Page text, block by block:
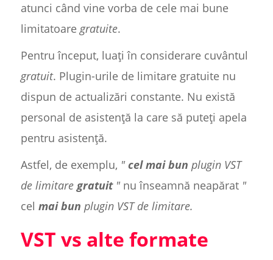
atunci când vine vorba de cele mai bune
limitatoaregratuite.
Pentru început, luați în considerare cuvântul
gratuit. Plugin-urile de limitare gratuite nu
dispun de actualizări constante. Nu există
personal de asistență la care să puteți apela
pentru asistență.
Astfel, de exemplu, " cel mai bun plugin VST
de limitare gratuit "nu înseamnă neapărat "
cel mai bun plugin VST de limitare.
VST vs alte formate